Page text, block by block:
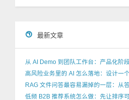
最新文章
从 AI Demo 到团队工作台：产品化阶
高风险业务里的 AI 怎么落地：设计一
RAG 文件问答最容易漏掉的一层：从
低频 B2B 推荐系统怎么做：先让排序